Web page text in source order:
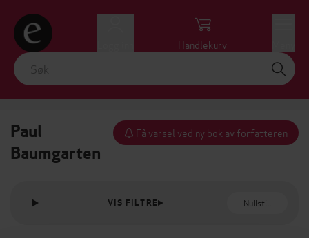
Handlekurv
Paul
Baumgarten
Få varsel ved ny bok av forfatteren
VIS FILTRE Nullstill